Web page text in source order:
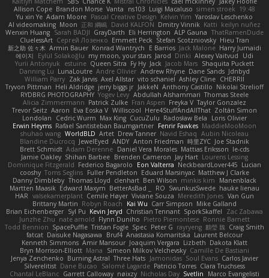
Allison Cope Brandon Morse Vanta ns103 Luigi Macaluso simen stroek 19:48
Yu xin Ye Adam Moore Pascal Creative Design Kelvin Yim Yaroslav Leschenko
AI videomaking Moon 正和 綱嶋 David KALFON Dmitry Vinnik Katti keilyn nuñez
Wenxin Huang Sarah BADJI GrayDarth Eli Herrington ALP Gauna ThatRamenDude
CluelessArt Cергей Лозенко Emmett Peck Stefan Scotzniovsky Hieu Tran
新之助 佐々木 Armin Bauer Konrad Wantrych E Barrios Jack Malone Harry Jumaidi
에이지
Eylül Solakoğlu my moon, your stars Jarod Dinki Alexey Vaitvud
Udi
Yurii Antonyuk
estuine Queen Sitra Fy Hy Jack Jacob Mars Shaquita Puckett
Danning Lu LunaLoutre Andre Olivier Andrew Rhyne Dane Sands Jdnbyd
William Parry Zak Jarvis Axel Allstar vito schaniel Ashley Cline CHERRII
Tryvon Pittman Heli Aldridge jerry biggs jr JakkeN Anthony Castillo Nikolai Strelioff
RYDBRG PHOTOGRAPHY Yogev Levy Abdullah Alshammari Thomas Steele
Alicia Zimmermann Patrick Zulke Fran Aspen Freyka V Taylor Gonzalez
Trevor Seitz Aaron Eva Eoska V Williscool Here4StuffAndAllThat Zoltán Simon
Londolan
Cedric Wurm Max King CucuZulu Radosław Bela
Loris Olivier
Erwin Heyms Rafael Santisteban Baumgartner Fenrir Fawkes MaddieMooMoon
shuhao wang WorldBLD Artet Drew Tanner Navid Eshaq Aubin Nicoleau
Blandine Ducrocq JewelEyed ANDY Anton Friedman 時里ZYC Joe Stadnik
Brett Schmidt Adam Derenne Daniel Vera Morales Mattias Eriksson le-cds
Jamie Oakley Shihan Barbee Brenden Cameron Jay Hart Lourens Lessing
Dominique Fitzgerald Federico Bagarolo Eon Valterra NeckbeardLover445 Lucian
cooshy Toms Seglins Fuller Pendleton Eduard Marsinyac Matthew J Clarke
Danny Dimbleby Thomas Lloyd clenhart Ben Wilson minkis kim
Manenblack
Martten Maasik Edward Maxym BetterAsBad _ RO SwunkusSwede hauke lienau
HAR valsekamerplant Cemile Høyer Viviane Souza Meredith Jones Van Gun
Brittany Martin Robyn Roach Kai Wu Carr Simpson Mike Galland
Brian Eichenberger Syl Pu Kevin Jeryd Christian Tennant SporkSkaffel
Zac Zabawa
Junzhe Zhu nate arnold Flynn Duniho Pietro Piemontese Ronnie Barnett
Todd Bennion SpacePuffle Tristan Fogle Spec Peter G rayryeng 鸝瑩 魏 Craig Smith
fatcat Daisuke Nagasawa Bruf4 Anastasia Komaritska Laurent Belcour
Kenneth Simmons Amir Mansour Joaquim Vergara Lizbeth Dakota Klatt
Bryn Morrison-Elliott Mana Simeon Milkov Velchevsky Camille De Bastiani
Jenya Zenchenko Burning Astral Three Hats Jamonidas Soul Evans Carlos Javier
Silverelitist Dane Bucao Salomé Lagarde Patricio Torres Clara Truchsess
Chantal LeBlanc Garrett Calloway nøixzy Nicholas Day Svetlin
Marco Evangelisti